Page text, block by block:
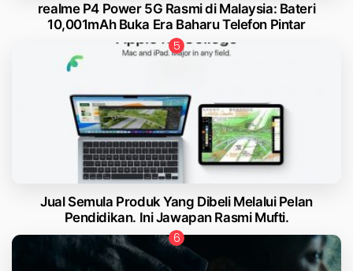
realme P4 Power 5G Rasmi di Malaysia: Bateri
10,001mAh Buka Era Baharu Telefon Pintar
Jual Semula Produk Yang Dibeli Melalui Pelan
Pendidikan. Ini Jawapan Rasmi Mufti.